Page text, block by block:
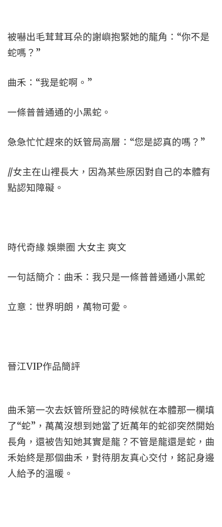
被嚇出毛茸茸耳朵的謝嶼抱緊她的龍角：“你不是
蛇嗎？”
曲禾：“我是蛇啊。”
一條普普通通的小黑蛇。
急急忙忙趕來的妖管局高層：“您是認真的嗎？”
//女主在山裡長大，因為某些原因對自己的本體有
點認知障礙。
時代奇緣 娛樂圈 大女主 爽文
一句話簡介：曲禾：我只是一條普普通通小黑蛇
立意：世界明朗，萬物可愛。
晉江VIP作品簡評
曲禾第一次去妖管所登記的時候就在本體那一欄填
了“蛇”，萬萬沒想到她當了近萬年的蛇卻突然開始
長角，還被告知她其實是龍？不管是龍還是蛇，曲
禾始終是那個曲禾，對待朋友真心交付，銘記身邊
人給予的溫暖。